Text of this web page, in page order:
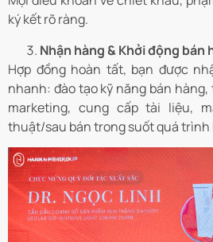
ký kết rõ ràng.
Nhận hàng & Khởi động bán
Hợp đồng hoàn tất, bạn được
nhanh: đào tạo kỹ năng bán
marketing, cung cấp tài liệu,
thuật/sau bán trong suốt quá trình